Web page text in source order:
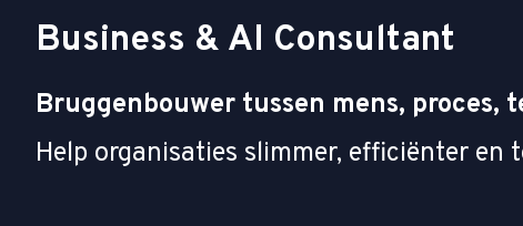
Business & AI Consultant
Bruggenbouwer tussen mens, proces,
Help organisaties slimmer, efficiënter en